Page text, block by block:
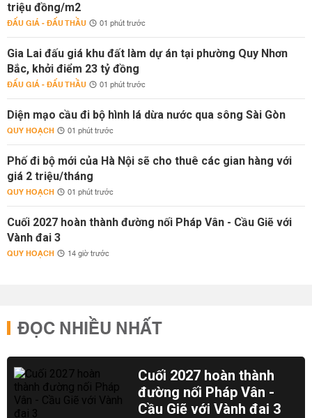
triệu đồng/m2
ĐẤU GIÁ - ĐẤU THẦU 01 phút trước
Gia Lai đấu giá khu đất làm dự án tại phường Quy Nhơn
Bắc, khởi điểm 23 tỷ đồng
ĐẤU GIÁ - ĐẤU THẦU 01 phút trước
Diện mạo cầu đi bộ hình lá dừa nước qua sông Sài Gòn
QUY HOẠCH 01 phút trước
Phố đi bộ mới của Hà Nội sẽ cho thuê các gian hàng với
giá 2 triệu/tháng
QUY HOẠCH 01 phút trước
Cuối 2027 hoàn thành đường nối Pháp Vân - Cầu Giẽ với
Vành đai 3
QUY HOẠCH 14 giờ trước
ĐỌC NHIỀU NHẤT
Cuối 2027 hoàn thành
đường nối Pháp Vân -
Cầu Giẽ với Vành đai 3